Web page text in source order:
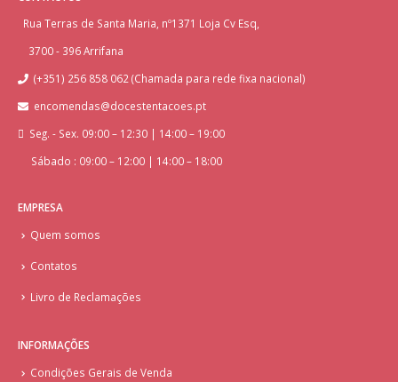
Rua Terras de Santa Maria, nº1371 Loja Cv Esq,
3700 - 396 Arrifana
(+351) 256 858 062 (Chamada para rede fixa nacional)
encomendas@docestentacoes.pt
Seg. - Sex. 09:00 – 12:30 | 14:00 – 19:00
Sábado : 09:00 – 12:00 | 14:00 – 18:00
EMPRESA
Quem somos
Contatos
Livro de Reclamações
INFORMAÇÕES
Condições Gerais de Venda